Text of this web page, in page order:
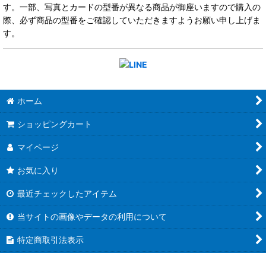
す。一部、写真とカードの型番が異なる商品が御座いますので購入の
際、必ず商品の型番をご確認していただきますようお願い申し上げま
す。
ホーム
ショッピングカート
マイページ
お気に入り
最近チェックしたアイテム
当サイトの画像やデータの利用について
特定商取引法表示